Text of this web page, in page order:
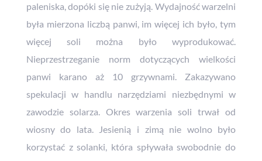
paleniska, dopóki się nie zużyją. Wydajność warzelni
była mierzona liczbą panwi, im więcej ich było, tym
więcej soli można było wyprodukować.
Nieprzestrzeganie norm dotyczących wielkości
panwi karano aż 10 grzywnami. Zakazywano
spekulacji w handlu narzędziami niezbędnymi w
zawodzie solarza. Okres warzenia soli trwał od
wiosny do lata. Jesienią i zimą nie wolno było
korzystać z solanki, która spływała swobodnie do